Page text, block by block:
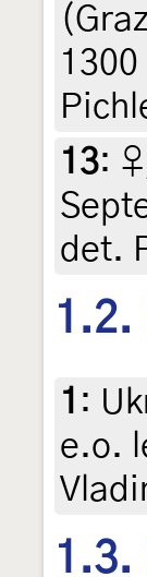
13:
det.
1.2.
1 :
e.o.
1.3.